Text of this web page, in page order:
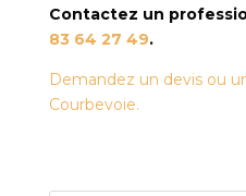
Contactez un
83 64 27 49.
Demandez un devis ou
Courbevoie.